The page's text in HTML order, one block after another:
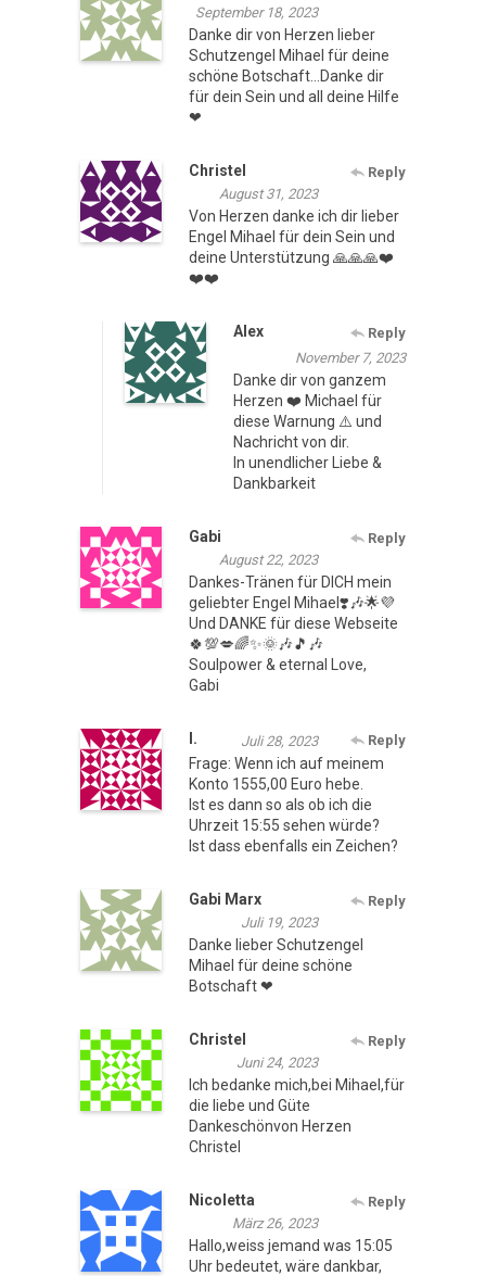
September 18, 2023
Danke dir von Herzen lieber
Schutzengel Mihael für deine
schöne Botschaft…Danke dir
für dein Sein und all deine Hilfe
❤
Christel
Reply
August 31, 2023
Von Herzen danke ich dir lieber
Engel Mihael für dein Sein und
deine Unterstützung 🙏🙏🙏❤️
❤️❤️
Alex
Reply
November 7, 2023
Danke dir von ganzem
Herzen ❤️ Michael für
diese Warnung ⚠️ und
Nachricht von dir.
In unendlicher Liebe &
Dankbarkeit
Gabi
Reply
August 22, 2023
Dankes-Tränen für DICH mein
geliebter Engel Mihael❣️🎶🌟💜
Und DANKE für diese Webseite
🍀💯💋🌈✨️🌞🎶🎵🎶
Soulpower & eternal Love,
Gabi
I. Reply
Juli 28, 2023
Frage: Wenn ich auf meinem
Konto 1555,00 Euro hebe.
Ist es dann so als ob ich die
Uhrzeit 15:55 sehen würde?
Ist dass ebenfalls ein Zeichen?
Gabi Marx
Reply
Juli 19, 2023
Danke lieber Schutzengel
Mihael für deine schöne
Botschaft ❤
Christel
Reply
Juni 24, 2023
Ich bedanke mich,bei Mihael,für
die liebe und Güte
Dankeschönvon Herzen
Christel
Nicoletta
Reply
März 26, 2023
Hallo,weiss jemand was 15:05
Uhr bedeutet, wäre dankbar,